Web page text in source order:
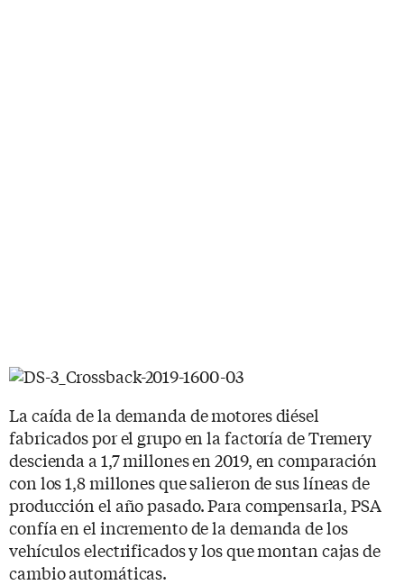
La caída de la demanda de motores diésel
fabricados por el grupo en la factoría de Tremery
descienda a 1,7 millones en 2019, en comparación
con los 1,8 millones que salieron de sus líneas de
producción el año pasado. Para compensarla, PSA
confía en el incremento de la demanda de los
vehículos electrificados y los que montan cajas de
cambio automáticas.